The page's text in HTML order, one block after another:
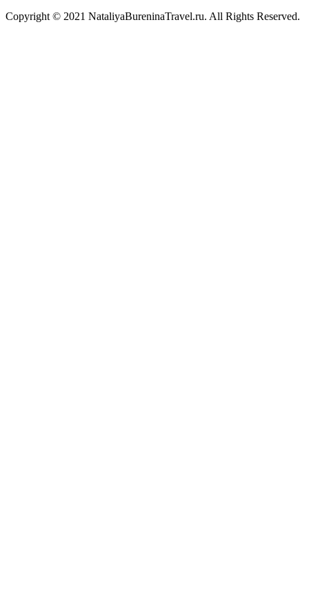
Copyright © 2021 NataliyaBureninaTravel.ru. All Rights Reserved.